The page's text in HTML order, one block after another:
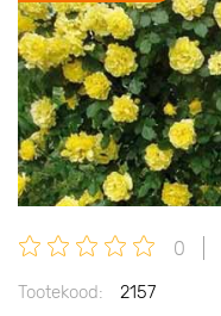
0
Tootekood:
2157